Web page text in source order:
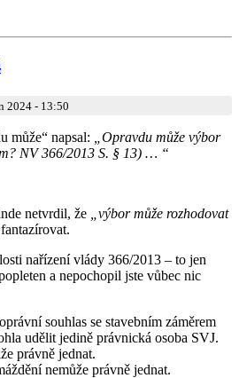
2024 - 13:50
může“ napsal:
„Opravdu může výbor
NV 366/2013 S. § 13) … “
netvrdil, že
„výbor může rozhodovat
nařízení vlády 366/2013 – to jen
a nepochopil jste vůbec nic
souhlas se stavebním záměrem
udělit jedině právnická osoba SVJ.
právně jednat.
nemůže právně jednat.